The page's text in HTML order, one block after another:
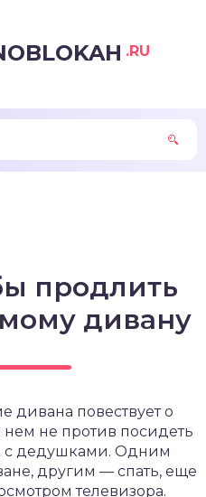
.RU
продлить
дивану
дивана повествует о
нем не против посидеть
с дедушками. Одним
другим — спать, еще
телевизора.